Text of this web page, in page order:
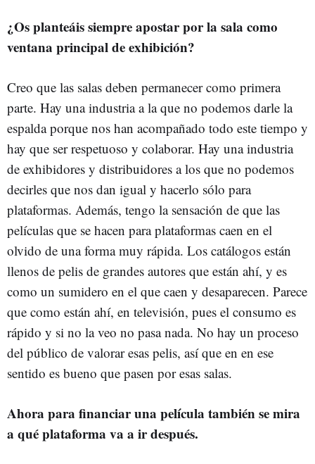
¿Os planteáis siempre apostar por la sala como
ventana principal de exhibición?
Creo que las salas deben permanecer como primera
parte. Hay una industria a la que no podemos darle la
espalda porque nos han acompañado todo este tiempo y
hay que ser respetuoso y colaborar. Hay una industria
de exhibidores y distribuidores a los que no podemos
decirles que nos dan igual y hacerlo sólo para
plataformas. Además, tengo la sensación de que las
películas que se hacen para plataformas caen en el
olvido de una forma muy rápida. Los catálogos están
llenos de pelis de grandes autores que están ahí, y es
como un sumidero en el que caen y desaparecen. Parece
que como están ahí, en televisión, pues el consumo es
rápido y si no la veo no pasa nada. No hay un proceso
del público de valorar esas pelis, así que en en ese
sentido es bueno que pasen por esas salas.
Ahora para financiar una película también se mira
a qué plataforma va a ir después.